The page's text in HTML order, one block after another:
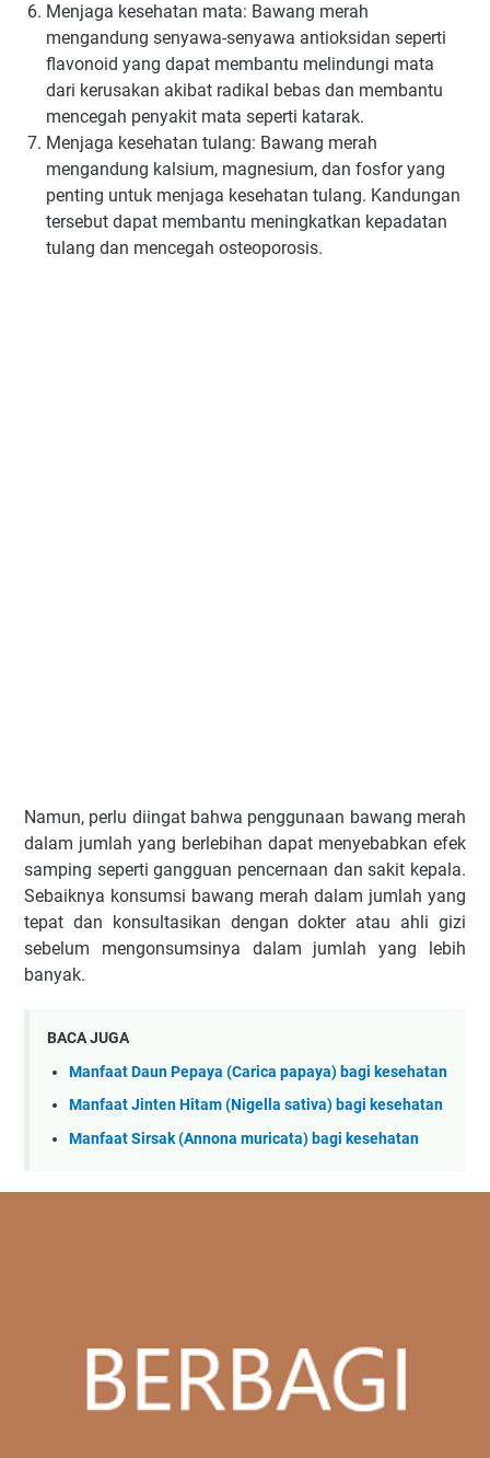
Menjaga kesehatan mata: Bawang merah
mengandung senyawa-senyawa antioksidan seperti
flavonoid yang dapat membantu melindungi mata
dari kerusakan akibat radikal bebas dan membantu
mencegah penyakit mata seperti katarak.
Menjaga kesehatan tulang: Bawang merah
mengandung kalsium, magnesium, dan fosfor yang
penting untuk menjaga kesehatan tulang. Kandungan
tersebut dapat membantu meningkatkan kepadatan
tulang dan mencegah osteoporosis.
Namun, perlu diingat bahwa penggunaan bawang merah
dalam jumlah yang berlebihan dapat menyebabkan efek
samping seperti gangguan pencernaan dan sakit kepala.
Sebaiknya konsumsi bawang merah dalam jumlah yang
tepat dan konsultasikan dengan dokter atau ahli gizi
sebelum mengonsumsinya dalam jumlah yang lebih
banyak.
BACA JUGA
Manfaat Daun Pepaya (Carica papaya) bagi kesehatan
Manfaat Jinten Hitam (Nigella sativa) bagi kesehatan
Manfaat Sirsak (Annona muricata) bagi kesehatan